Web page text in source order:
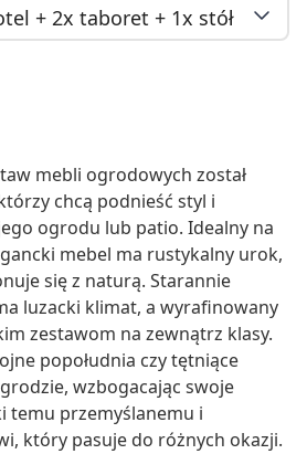
+ 2x taboret + 1x stół
mebli ogrodowych został
chcą podnieść styl i
ogrodu lub patio. Idealny na
mebel ma rustykalny urok,
się z naturą. Starannie
luzacki klimat, a wyrafinowany
zestawom na zewnątrz klasy.
popołudnia czy tętniące
wzbogacając swoje
temu przemyślanemu i
który pasuje do różnych okazji.